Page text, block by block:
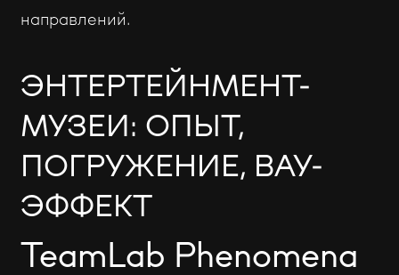
направлений.
ЭНТЕРТЕЙНМЕНТ-
МУЗЕИ: ОПЫТ,
ПОГРУЖЕНИЕ, ВАУ-
ЭФФЕКТ
TeamLab Phenomena